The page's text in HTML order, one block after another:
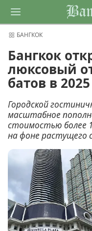
БАНГКОК
Бангкок
люксовый
батов в 2025
Городской
масштабное
стоимостью более
на фоне растущего